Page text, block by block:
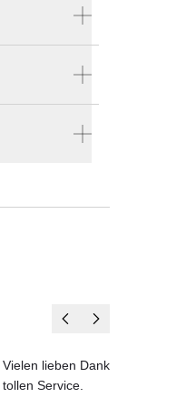
Vielen lieben Dank für das
tollen Service.